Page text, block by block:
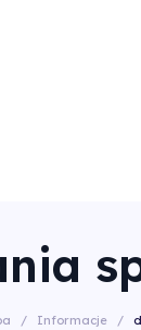
/ Informacje /